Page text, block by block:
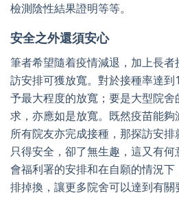
檢測陰性結果證明等等。
安全之外還須安心
筆者希望隨着疫情減退，加上長
訪安排可獲放寬。對於接種率達
予最大程度的放寬；要是大型院
求，亦應如是放寬。既然疫苗能
所有院友亦完成接種，那探訪安
只得安全，卻了無生趣，這又有
會福利署的安排和在自願的情況
排掉換，讓更多院舍可以達到有關